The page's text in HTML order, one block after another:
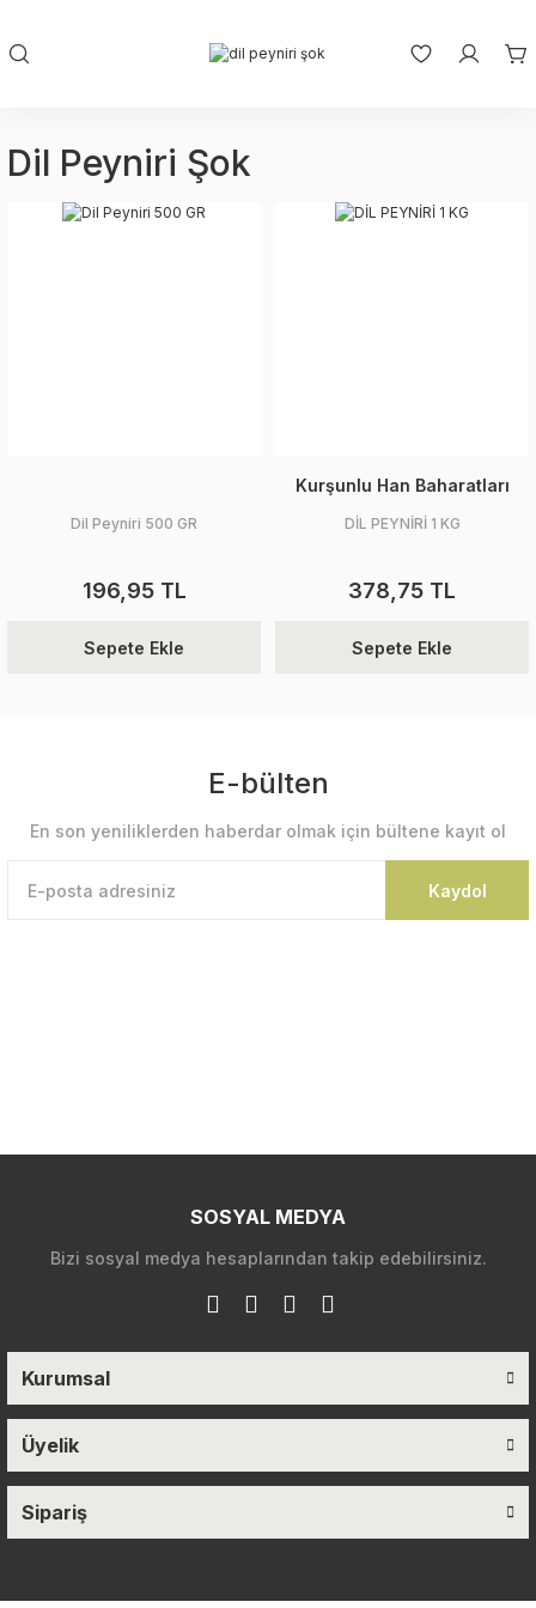
Dil Peyniri Şok
Dil Peyniri 500 GR
196,95 TL
Sepete Ekle
Kurşunlu Han Baharatları
DİL PEYNİRİ 1 KG
378,75 TL
Sepete Ekle
E-bülten
En son yeniliklerden haberdar olmak için bültene kayıt ol
Kaydol
SOSYAL MEDYA
Bizi sosyal medya hesaplarından takip edebilirsiniz.
Kurumsal
Üyelik
Sipariş